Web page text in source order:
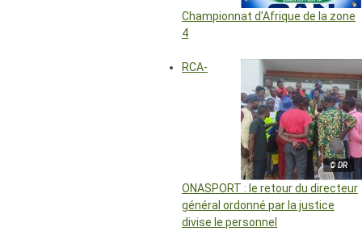
Championnat d’Afrique de la zone
4
© DR
RCA-
ONASPORT : le retour du directeur
général ordonné par la justice
divise le personnel